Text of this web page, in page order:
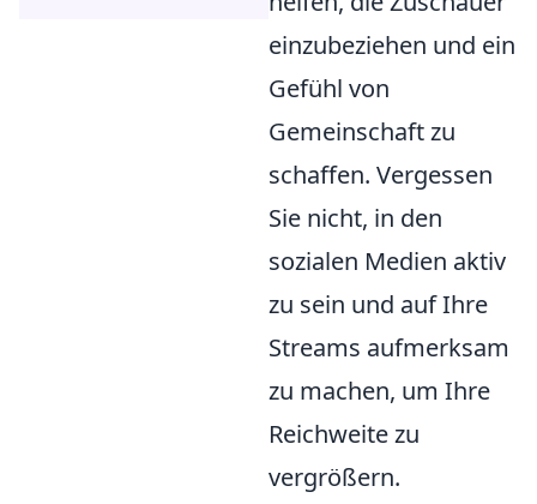
einzubeziehen und ein
Gefühl von
Gemeinschaft zu
schaffen. Vergessen
Sie nicht, in den
sozialen Medien aktiv
zu sein und auf Ihre
Streams aufmerksam
zu machen, um Ihre
Reichweite zu
vergrößern.